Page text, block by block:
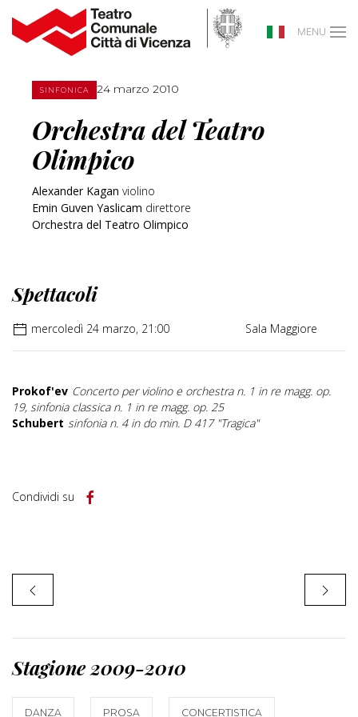
MENU
SINFONICA 24 marzo 2010
Orchestra del Teatro
Olimpico
Alexander Kagan violino
Emin Guven Yaslicam direttore
Orchestra del Teatro Olimpico
Spettacoli
mercoledì 24 marzo, 21:00 Sala Maggiore
Prokof'ev Concerto per violino e orchestra n. 1 in re magg. op.
19, sinfonia classica n. 1 in re magg. op. 25
Schubert sinfonia n. 4 in do min. D 417 "Tragica"
Condividi su
Stagione 2009-2010
DANZA PROSA CONCERTISTICA